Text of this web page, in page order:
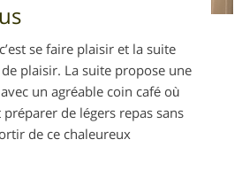
se faire plaisir et la suite
plaisir. La suite propose une
un agréable coin café où
de légers repas sans
de ce chaleureux